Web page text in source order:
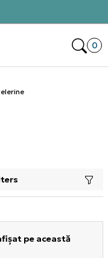
0
de filtre, încarcă
pe această